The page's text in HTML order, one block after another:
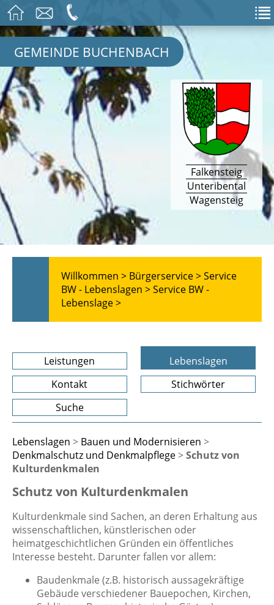
GEMEINDE BUCHENBACH
Falkensteig
Unteribental
Wagensteig
Willkommen > Bürgerservice >Service
BW - Lebenslagen >Service BW -
Lebenslage >
Leistungen
Lebenslagen
Kontakt
Stichwörter
Suche
Lebenslagen > Bauen und Modernisieren >
Denkmalschutz und Denkmalpflege>Schutz von
Kulturdenkmalen
Schutz von Kulturdenkmalen
Kulturdenkmale sind Sachen, an deren Erhaltung aus
wissenschaftlichen, künstlerischen oder
heimatgeschichtlichen Gründen ein öffentliches
Interesse besteht. Darunter fallen vor allem:
Baudenkmale (z.B. historisch aussagekräftige
Gebäude verschiedener Bauepochen, Kirchen,